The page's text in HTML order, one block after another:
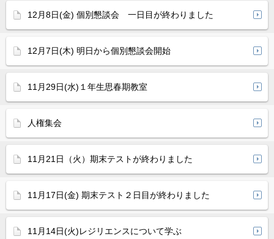
12月8日(金) 個別懇談会 一日目が終わりました
12月7日(木) 明日から個別懇談会開始
11月29日(水)１年生思春期教室
人権集会
11月21日（火）期末テストが終わりました
11月17日(金) 期末テスト２日目が終わりました
11月14日(火)レジリエンスについて学ぶ